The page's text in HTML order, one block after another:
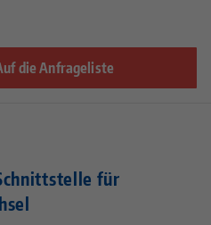
die Anfrageliste
für